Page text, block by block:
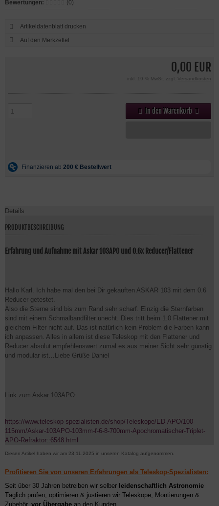
0,00 EUR
inkl. 19 % MwSt. zzgl. Versandkosten
In den Warenkorb
Bewertungen:
(0)
Artikeldatenblatt drucken
Details
PRODUKTBESCHREIBUNG
Erfahrung und Aufnahme mit Askar 103APO und 0.6x Reducer/Flattener
Hallo Karl. Ich habe mal den bei Dir gekauften ASKAR 103 mit dem 0.6
Reducer getestet.
Also die Sterne sind bis zum Rand sehr scharf. Einzig die Sternfarben
sind mit einem Schmalbandfilter unecht. Dies tritt beim 1.0 Flattener mit
gleichem Filter nicht auf. Das ist natürlich kein Problem die Farben kann
ich anpassen. Alles in allem ist diese Teleskop mit den Flattener und
Reducer absolut empfehlenswert zumal es aus meiner Sicht sehr günstig
und modular ist…Liebe Grüße Daniel
Link zum Askar 103APO:
https://www.teleskop-spezialisten.de/shop/Teleskope/ED-APO/100-
115mm/Askar-103APO-103mm-f-6-8-700mm-Apochromatischer-Triplet-
APO-Refraktor::6548.html
Diesen Artikel haben wir am 23.11.2025 in unseren Katalog aufgenommen.
Profitieren Sie von unseren Erfahrungen als Teleskop-Spezialisten:
Seit über 30 Jahren betreiben wir selber leidenschaftlich Astronomie
Täglich prüfen, optimieren & justieren wir Teleskope, Montierungen &
Zubehör, vor Übergabe an den Kunden